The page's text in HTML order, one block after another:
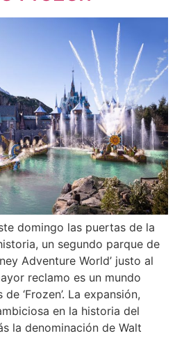
domingo las puertas de la
un segundo parque de
Adventure World’ justo al
reclamo es un mundo
‘Frozen’. La expansión,
en la historia del
la denominación de Walt